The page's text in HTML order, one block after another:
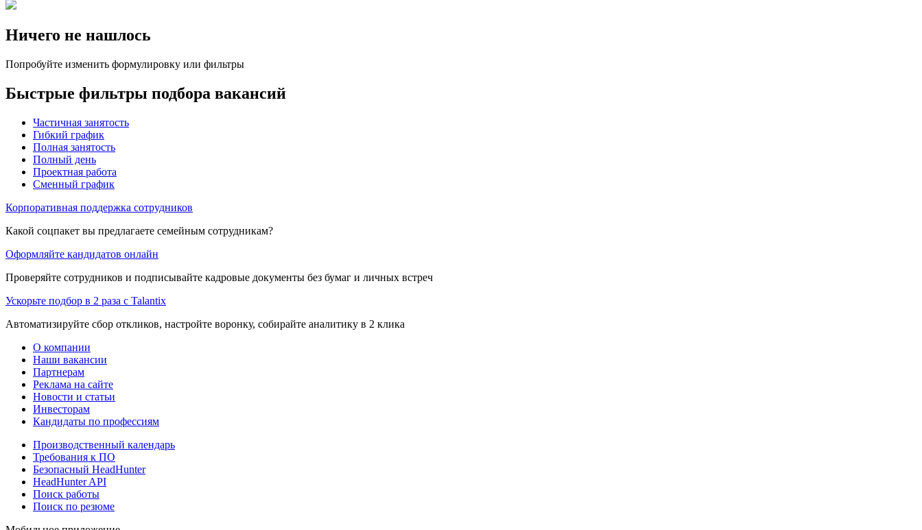
Ничего не нашлось
Попробуйте изменить формулировку или фильтры
Быстрые фильтры подбора вакансий
Частичная занятость
Гибкий график
Полная занятость
Полный день
Проектная работа
Сменный график
Корпоративная поддержка сотрудников
Какой соцпакет вы предлагаете семейным сотрудникам?
Оформляйте кандидатов онлайн
Проверяйте сотрудников и подписывайте кадровые документы без бумаг и личных встреч
Ускорьте подбор в 2 раза с Talantix
Автоматизируйте сбор откликов, настройте воронку, собирайте аналитику в 2 клика
О компании
Наши вакансии
Партнерам
Реклама на сайте
Новости и статьи
Инвесторам
Кандидаты по профессиям
Производственный календарь
Требования к ПО
Безопасный HeadHunter
HeadHunter API
Поиск работы
Поиск по резюме